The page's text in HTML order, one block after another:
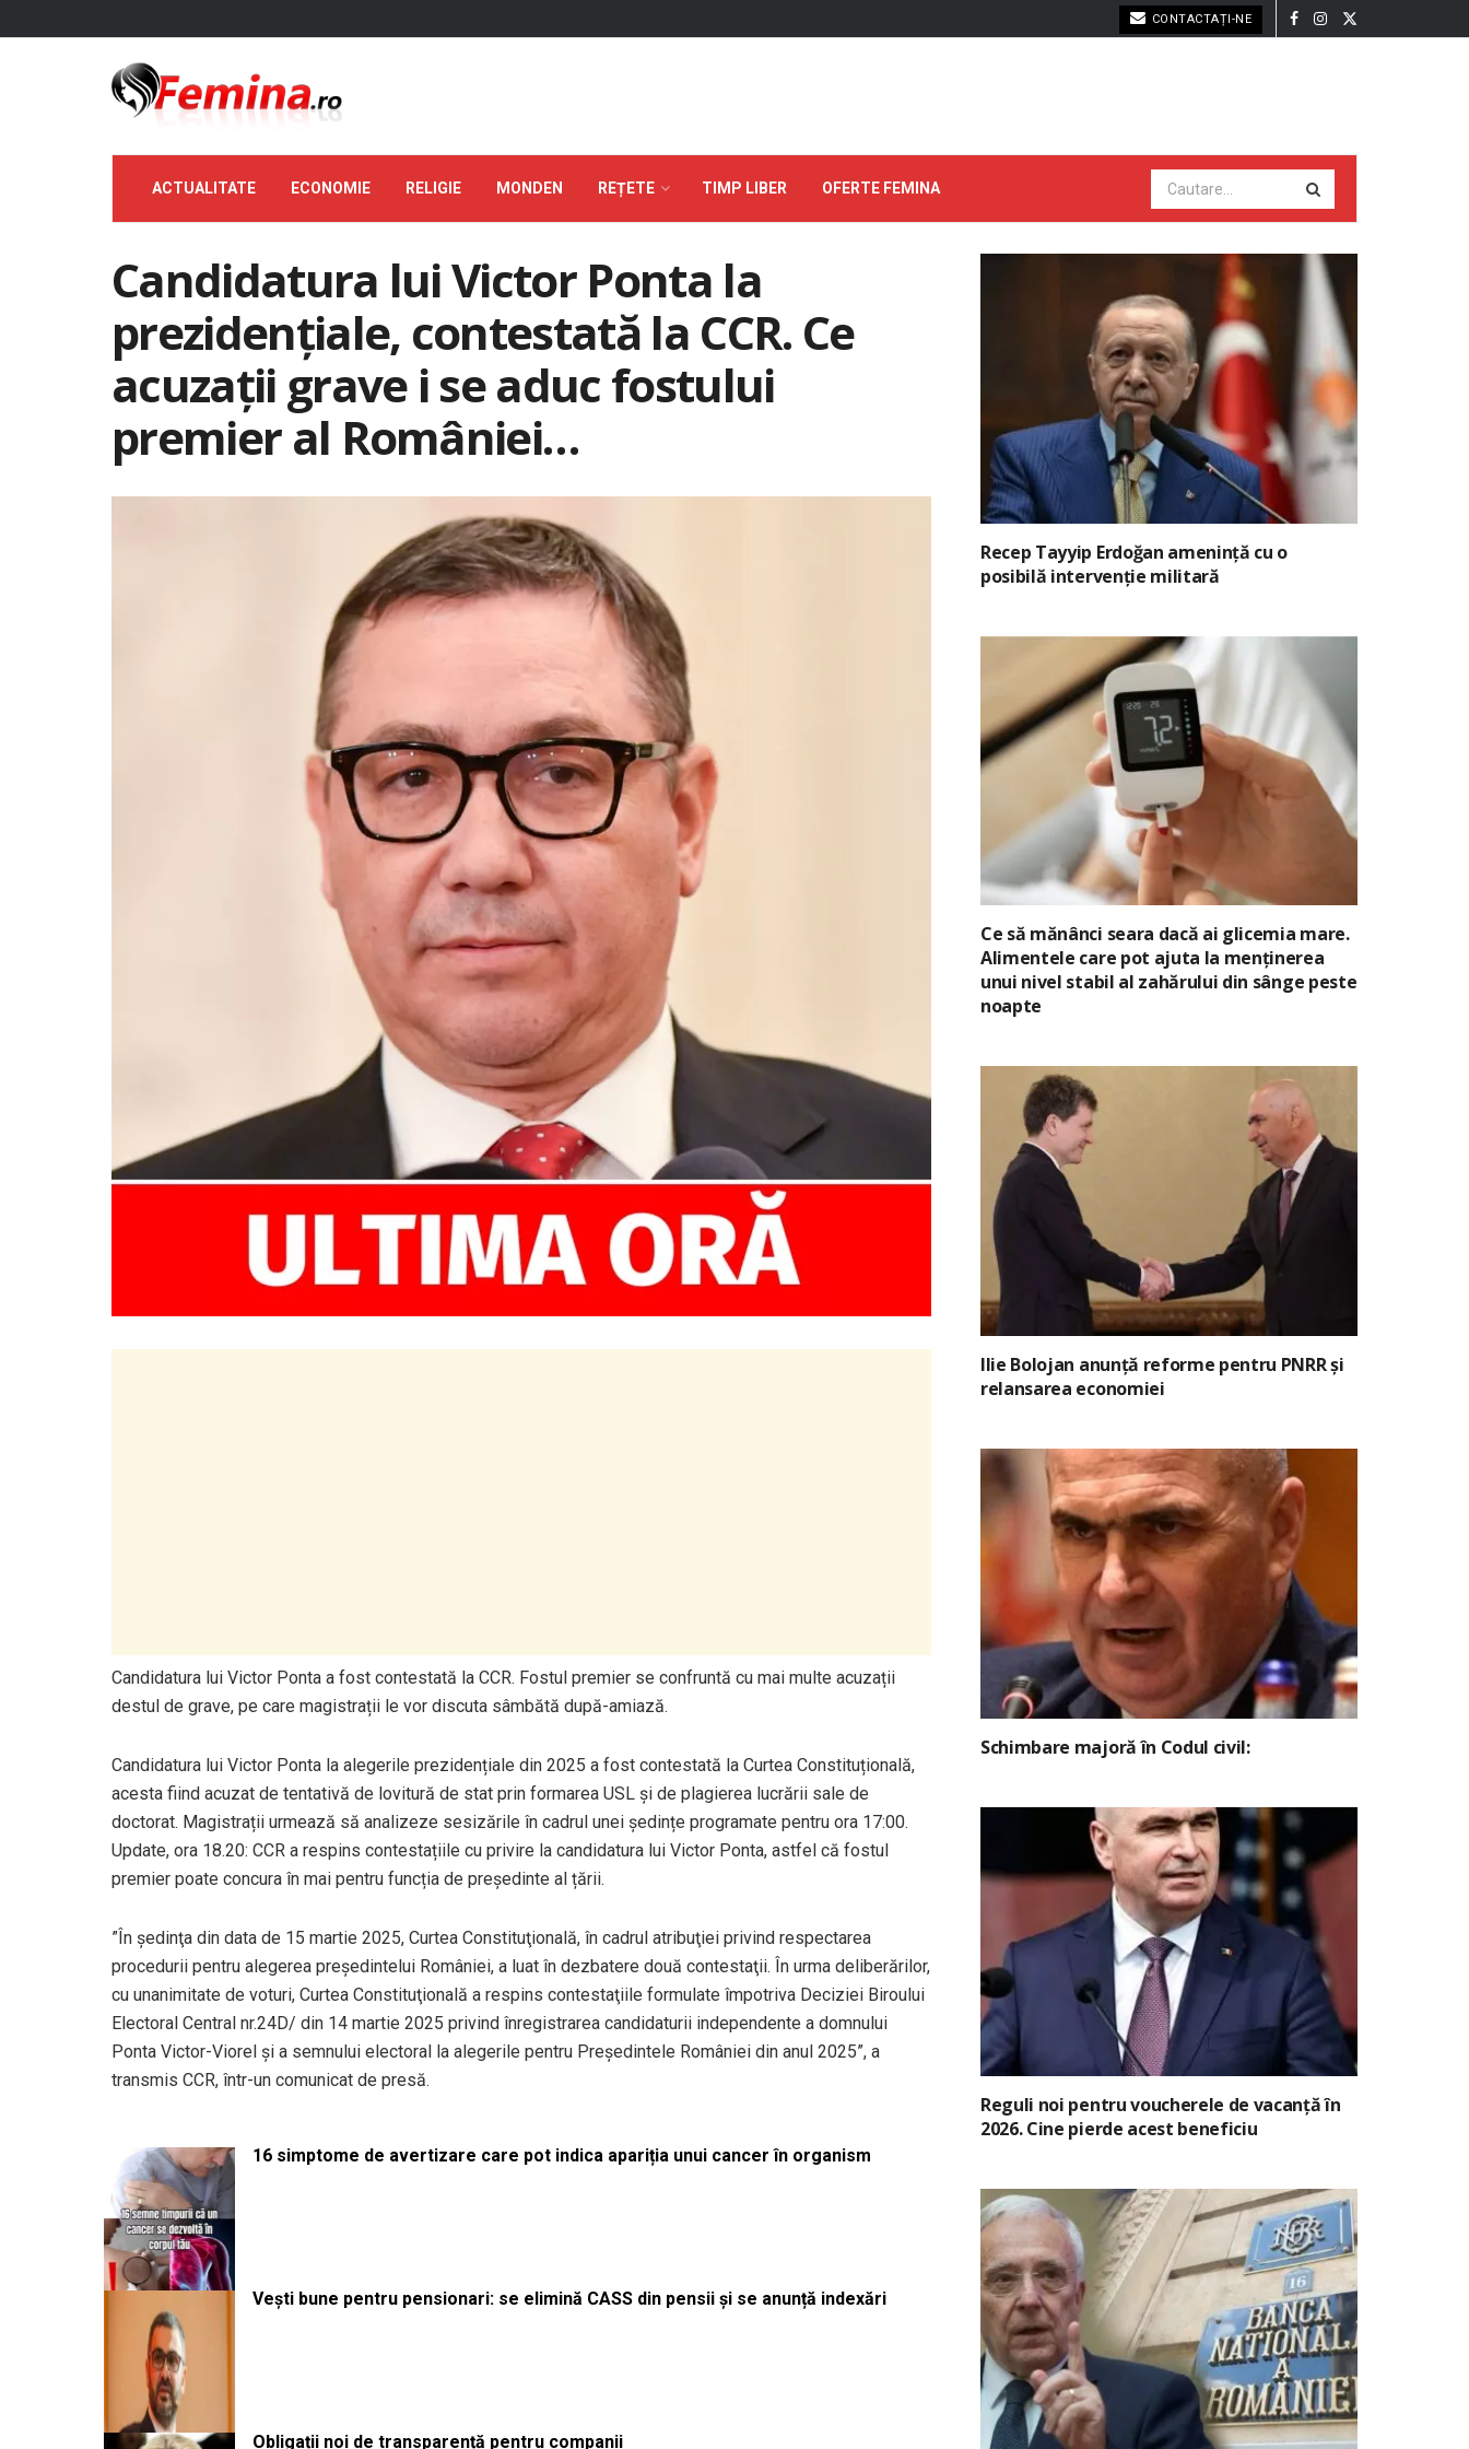
CONTACTAȚI-NE
ACTUALITATE ECONOMIE RELIGIE MONDEN REȚETE TIMP LIBER OFERTE FEMINA
Candidatura lui Victor Ponta la
prezidențiale, contestată la CCR. Ce
acuzații grave i se aduc fostului
premier al României…
Candidatura lui Victor Ponta a fost contestată la CCR. Fostul premier se confruntă cu mai multe acuzații
destul de grave, pe care magistrații le vor discuta sâmbătă după-amiază.
Candidatura lui Victor Ponta la alegerile prezidențiale din 2025 a fost contestată la Curtea Constituțională,
acesta fiind acuzat de tentativă de lovitură de stat prin formarea USL și de plagierea lucrării sale de
doctorat. Magistrații urmează să analizeze sesizările în cadrul unei ședințe programate pentru ora 17:00.
Update, ora 18.20: CCR a respins contestațiile cu privire la candidatura lui Victor Ponta, astfel că fostul
premier poate concura în mai pentru funcția de președinte al țării.
”În şedinţa din data de 15 martie 2025, Curtea Constituţională, în cadrul atribuţiei privind respectarea
procedurii pentru alegerea preşedintelui României, a luat în dezbatere două contestaţii. În urma deliberărilor,
cu unanimitate de voturi, Curtea Constituţională a respins contestaţiile formulate împotriva Deciziei Biroului
Electoral Central nr.24D/ din 14 martie 2025 privind înregistrarea candidaturii independente a domnului
Ponta Victor-Viorel şi a semnului electoral la alegerile pentru Preşedintele României din anul 2025”, a
transmis CCR, într-un comunicat de presă.
16 simptome de avertizare care pot indica apariția unui cancer în organism
Vești bune pentru pensionari: se elimină CASS din pensii și se anunță indexări
Obligații noi de transparență pentru companii
Recep Tayyip Erdoğan amenință cu o
posibilă intervenție militară
Ce să mănânci seara dacă ai glicemia mare.
Alimentele care pot ajuta la menținerea
unui nivel stabil al zahărului din sânge peste
noapte
Ilie Bolojan anunță reforme pentru PNRR și
relansarea economiei
Schimbare majoră în Codul civil:
Reguli noi pentru voucherele de vacanță în
2026. Cine pierde acest beneficiu